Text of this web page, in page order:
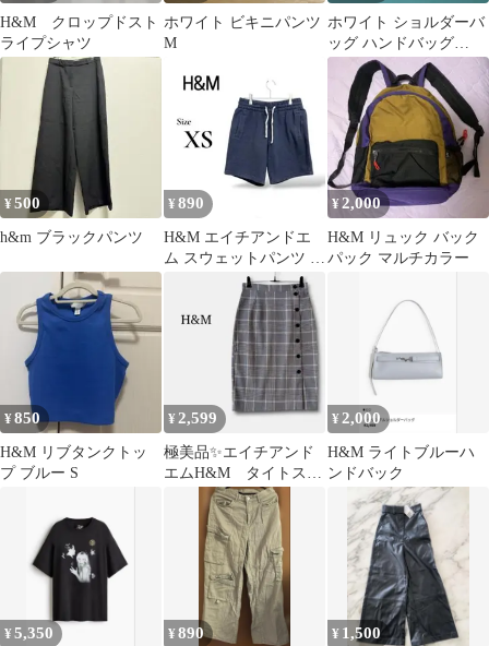
H&M クロップドスト
ライプシャツ
ホワイト ビキニパンツ
M
ホワイト ショルダーバ
ッグ ハンドバッグ
H&M
¥500
h&m ブラックパンツ
¥ 890
H&M エイチアンドエ
ム スウェットパンツ ハ
ーフパンツ ネイビー S
¥2,000
H&M リュック バック
パック マルチカラー
¥850
H&M リブタンクトッ
プ ブルー S
¥2,599
極美品✨エイチアンド
エムH&M タイトスカ
ート膝ひざ丈チェック
柄ラップ風 グレー
¥2,000
H&M ライトブルーハ
ンドバック
¥5,350 ¥890 ¥ 1,500